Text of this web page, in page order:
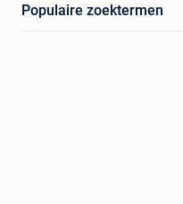
Populaire zoektermen